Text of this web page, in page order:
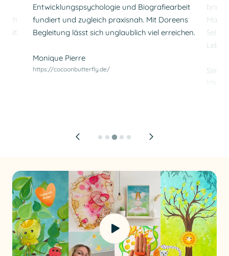
Entwicklungspsychologie und Biografiearbeit
fundiert und zugleich praxisnah. Mit Doreens
Begleitung lässt sich unglaublich viel erreichen.
Monique Pierre
https://cocoonbutterfly.de/
bringt
https://